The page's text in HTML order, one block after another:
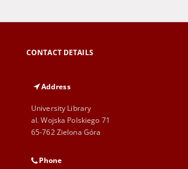
CONTACT DETAILS
Address
University Library
al. Wojska Polskiego 71
65-762 Zielona Góra
Phone